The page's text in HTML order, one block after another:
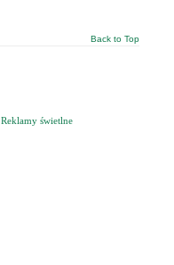
Back to Top
Reklamy świetlne